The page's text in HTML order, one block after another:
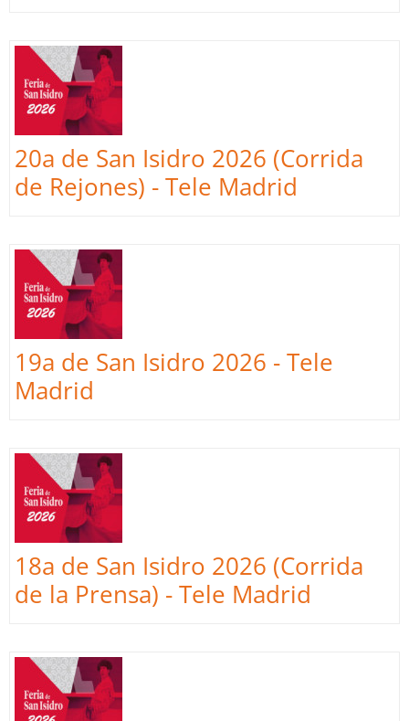
20a de San Isidro 2026 (Corrida
de Rejones) - Tele Madrid
19a de San Isidro 2026 - Tele
Madrid
18a de San Isidro 2026 (Corrida
de la Prensa) - Tele Madrid